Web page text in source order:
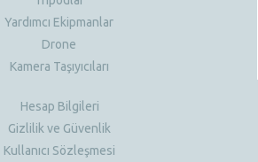
Yardımcı Ekipmanlar
Drone
Kamera Taşıyıcıları
Hesap Bilgileri
Gizlilik ve Güvenlik
Kullanıcı Sözleşmesi